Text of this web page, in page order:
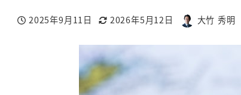
投稿日
2025年9月11日
更新日
2026年5月12日
著
大竹 秀明